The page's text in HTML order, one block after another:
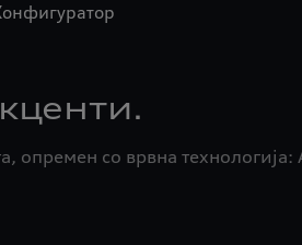
опремен со врвна